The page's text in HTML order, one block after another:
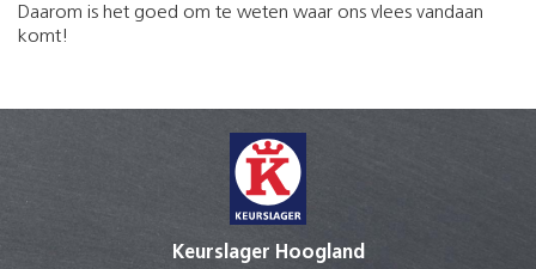
Daarom is het goed om te weten waar ons vlees vandaan
komt!
Keurslager Hoogland